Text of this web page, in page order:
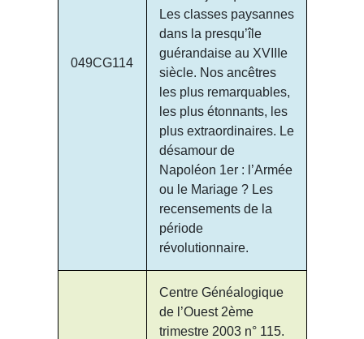
049CG114
Les classes paysannes
dans la presqu’île
guérandaise au XVIIIe
siècle. Nos ancêtres
les plus remarquables,
les plus étonnants, les
plus extraordinaires. Le
désamour de
Napoléon 1er : l’Armée
ou le Mariage ? Les
recensements de la
période
révolutionnaire.
Centre Généalogique
de l’Ouest 2ème
trimestre 2003 n° 115.